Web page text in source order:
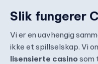
Slik fungerer
Vi er en uavhengig
ikke et spillselskap. Vi
lisensierte casinosom